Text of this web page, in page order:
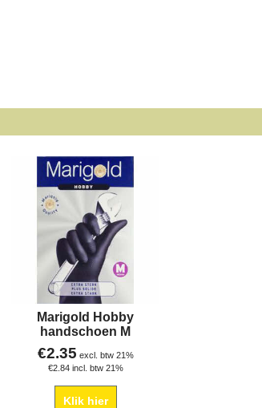
Marigold Hobby
handschoen M
€2.35 excl. btw 21%
€2.84 incl. btw 21%
Klik hier